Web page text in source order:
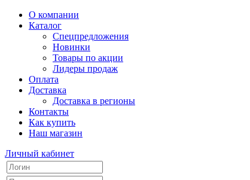
О компании
Каталог
Спецпредложения
Новинки
Товары по акции
Лидеры продаж
Оплата
Доставка
Доставка в регионы
Контакты
Как купить
Наш магазин
Личный кабинет